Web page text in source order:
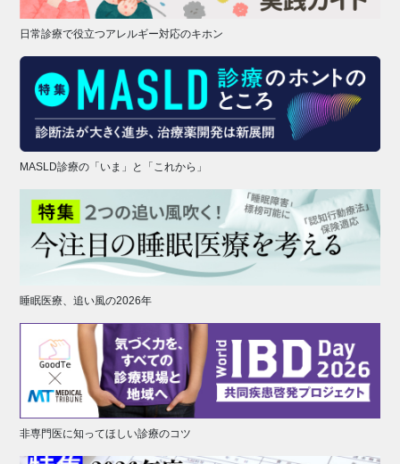
日常診療で役立つアレルギー対応のキホン
MASLD診療の「いま」と「これから」
睡眠医療、追い風の2026年
非専門医に知ってほしい診療のコツ